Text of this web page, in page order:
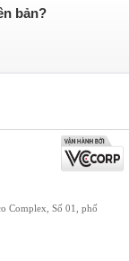
bản?
Complex, Số 01, phố